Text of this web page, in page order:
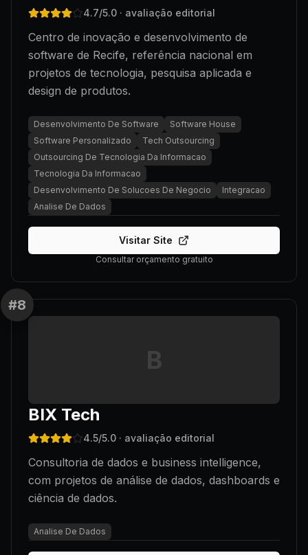
4.7/5.0 · avaliação editorial
Centro de inovação e desenvolvimento de
software de Recife, referência nacional em
projetos de tecnologia, pesquisa aplicada e
design de produtos.
Desenvolvimento De Software
Software House
Software Personalizado
Tech Outsourcing
Outsourcing De Tecnologia Da Informacao
Tecnologia Da Informacao
Desenvolvimento De Solucoes De Negocio
Integracao
Analise De Dados
Visitar Site
Consultar orçamento gratuito
#8
B
BIX Tech
4.5/5.0 · avaliação editorial
Consultoria de dados e business intelligence,
com projetos de análise de dados, dashboards e
ciência de dados.
Analise De Dados